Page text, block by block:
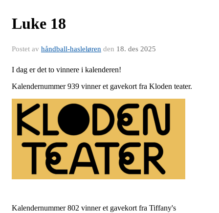
Luke 18
Postet av håndball-hasleløren den 18. des 2025
I dag er det to vinnere i kalenderen!
Kalendernummer 939 vinner et gavekort fra Kloden teater.
Kalendernummer 802 vinner et gavekort fra Tiffany's